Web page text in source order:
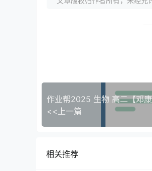
作业帮2025 生物 高二【邓
<<上一篇
相关推荐